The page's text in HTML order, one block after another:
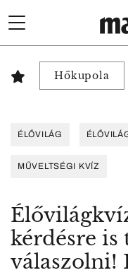
Hőkupola
ÉLŐVILÁG
MŰVELTSÉGI KVÍZ
kérdésre
válaszolni!